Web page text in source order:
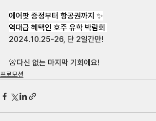
에어팟 증정부터 항공권까지 ✨
역대급 혜택인 호주 유학 박람회
2024.10.25-26, 단 2일간만!
🚨다신 없는 마지막 기회에요!
프로모션